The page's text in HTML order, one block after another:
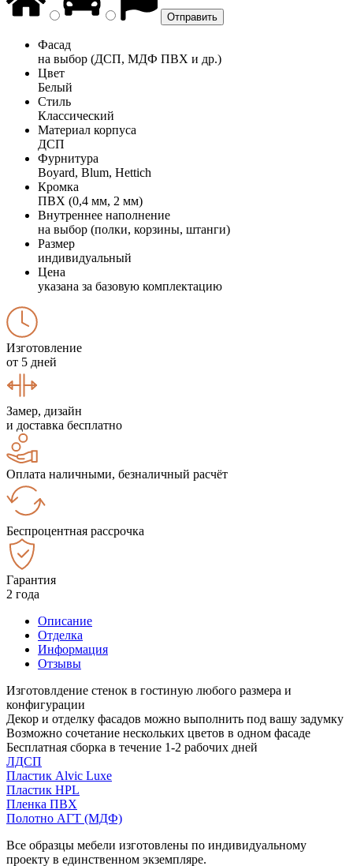
Фасад
на выбор (ДСП, МДФ ПВХ и др.)
Цвет
Белый
Стиль
Классический
Материал корпуса
ДСП
Фурнитура
Boyard, Blum, Hettich
Кромка
ПВХ (0,4 мм, 2 мм)
Внутреннее наполнение
на выбор (полки, корзины, штанги)
Размер
индивидуальный
Цена
указана за базовую комплектацию
Изготовление
от 5 дней
Замер, дизайн
и доставка бесплатно
Оплата наличными, безналичный расчёт
Беспроцентная рассрочка
Гарантия
2 года
Описание
Отделка
Информация
Отзывы
Изготовлдение стенок в гостиную любого размера и
конфигурации
Декор и отделку фасадов можно выполнить под вашу задумку
Возможно сочетание нескольких цветов в одном фасаде
Бесплатная сборка в течение 1-2 рабочих дней
ЛДСП
Пластик Alvic Luxe
Пластик HPL
Пленка ПВХ
Полотно АГТ (МДФ)
Все образцы мебели изготовлены по индивидуальному
проекту в единственном экземпляре.